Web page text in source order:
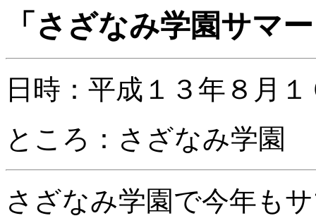
「さざなみ学園サマ
日時：平成１３年８月
ところ：さざなみ学園
さざなみ学園で今年も